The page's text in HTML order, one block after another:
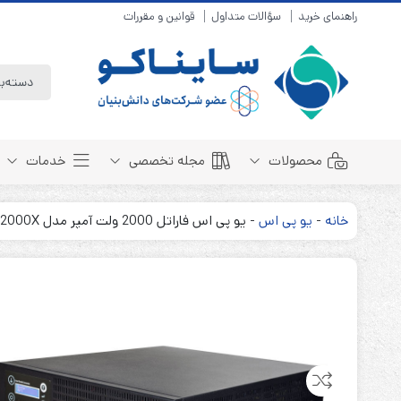
راهنمای خرید سؤالات متداول قوانین و مقررات
محصولات
باتری سیلد لید اسید
باتری نیکل کادمیوم
باتری نیکل متال هیدرید
مجله تخصصی
مبانی باتری
باتری هوشمند
بسته بندی و ایمنی
روش های شارژ
خدمات
خانه - یو پی اس- یو پی اس فاراتل 2000 ولت آمپر مدل SDC2000X